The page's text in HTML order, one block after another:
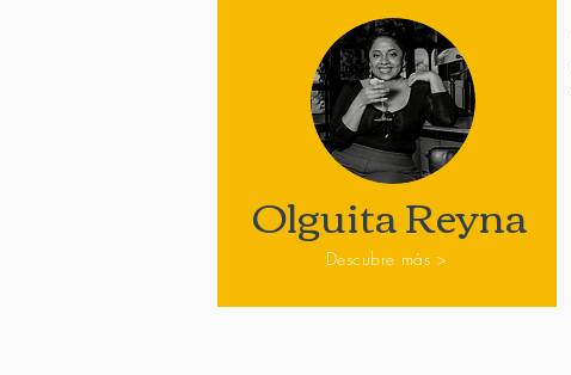
Olguita Reyna
Descubre más >